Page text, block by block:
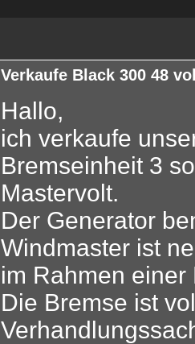
Verkaufe Black 300 48
Hallo,
ich verkaufe
Bremseinheit 3
Mastervolt.
Der Generator
Windmaster ist
im Rahmen
Die Bremse ist